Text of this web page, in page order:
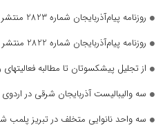
روزنامه پیام‌آذربایجان شماره 2823 منتشر شد
روزنامه پیام‌آذربایجان شماره 2822 منتشر شد
از تجلیل پیشکسوتان تا مطالبه
سه والیبالیست آذربایجان‌ شرقی در اردوی
سه واحد نانوایی متخلف در تبریز پلمب